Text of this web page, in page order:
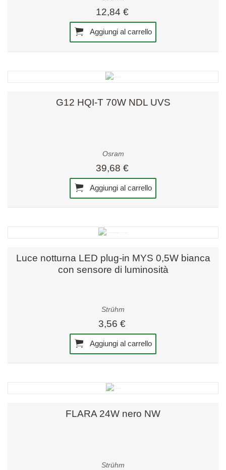
12,84 €
Aggiungi al carrello
G12 HQI-T 70W NDL UVS
Osram
39,68 €
Aggiungi al carrello
Luce notturna LED plug-in MYS 0,5W bianca
con sensore di luminosità
Strühm
3,56 €
Aggiungi al carrello
FLARA 24W nero NW
Strühm